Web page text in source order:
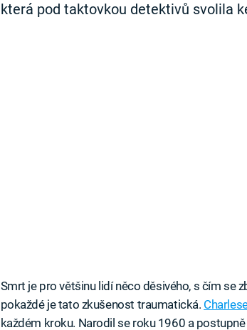
která pod taktovkou detektivů svolila
Smrt je pro většinu lidí něco děsivého, s čím se
pokaždé je tato zkušenost traumatická.
každém kroku. Narodil se roku 1960 a